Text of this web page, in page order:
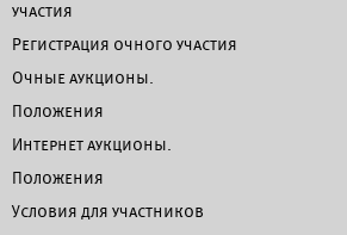
участия
Регистрация очного участия
Очные аукционы.
Положения
Интернет аукционы.
Положения
Условия для участников